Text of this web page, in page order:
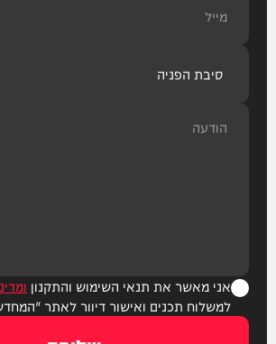
אני מאשר את תנאי השימוש והתקנון
למשלוח תכנים ואישור דיוור לאתר